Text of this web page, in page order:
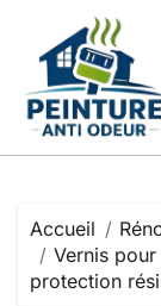
contenu
Accueil
Vernis
protection